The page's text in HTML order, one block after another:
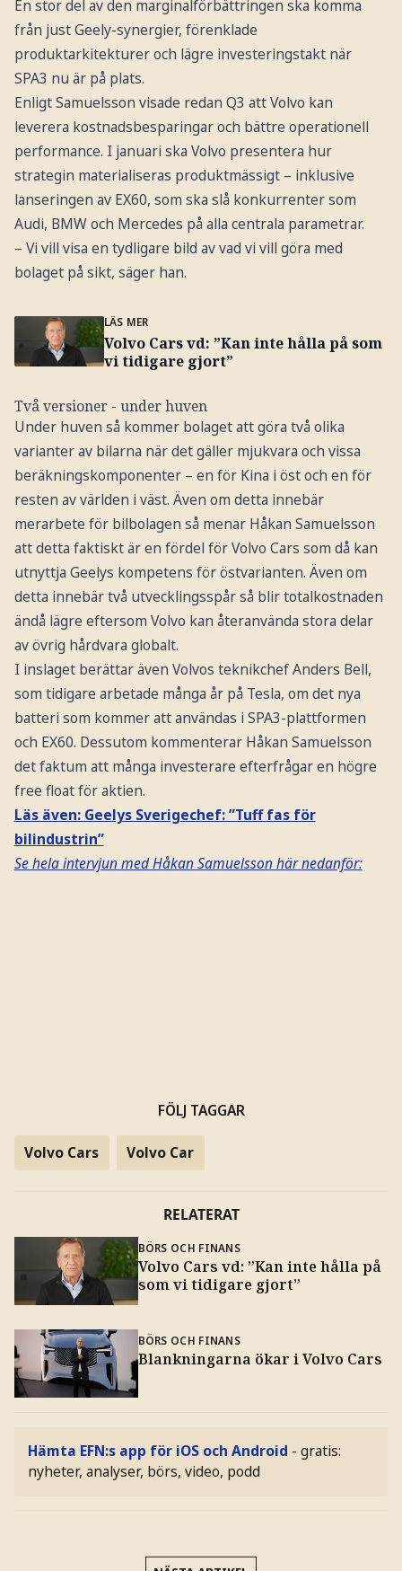
En stor del av den marginalförbättringen ska komma
från just Geely-synergier, förenklade
produktarkitekturer och lägre investeringstakt när
SPA3 nu är på plats.
Enligt Samuelsson visade redan Q3 att Volvo kan
leverera kostnadsbesparingar och bättre operationell
performance. I januari ska Volvo presentera hur
strategin materialiseras produktmässigt – inklusive
lanseringen av EX60, som ska slå konkurrenter som
Audi, BMW och Mercedes på alla centrala parametrar.
– Vi vill visa en tydligare bild av vad vi vill göra med
bolaget på sikt, säger han.
LÄS MER
Volvo Cars vd: ”Kan inte hålla på som
vi tidigare gjort”
Två versioner - under huven
Under huven så kommer bolaget att göra två olika
varianter av bilarna när det gäller mjukvara och vissa
beräkningskomponenter – en för Kina i öst och en för
resten av världen i väst. Även om detta innebär
merarbete för bilbolagen så menar Håkan Samuelsson
att detta faktiskt är en fördel för Volvo Cars som då kan
utnyttja Geelys kompetens för östvarianten. Även om
detta innebär två utvecklingsspår så blir totalkostnaden
ändå lägre eftersom Volvo kan återanvända stora delar
av övrig hårdvara globalt.
I inslaget berättar även Volvos teknikchef Anders Bell,
som tidigare arbetade många år på Tesla, om det nya
batteri som kommer att användas i SPA3-plattformen
och EX60. Dessutom kommenterar Håkan Samuelsson
det faktum att många investerare efterfrågar en högre
free float för aktien.
Läs även: Geelys Sverigechef: ”Tuff fas för
bilindustrin”
Se hela intervjun med Håkan Samuelsson här nedanför:
FÖLJ TAGGAR
Volvo Cars Volvo Car
RELATERAT
BÖRS OCH FINANS
Volvo Cars vd: ”Kan inte hålla på
som vi tidigare gjort”
BÖRS OCH FINANS
Blankningarna ökar i Volvo Cars
Hämta EFN:s app för iOS och Android - gratis:
nyheter, analyser, börs, video, podd